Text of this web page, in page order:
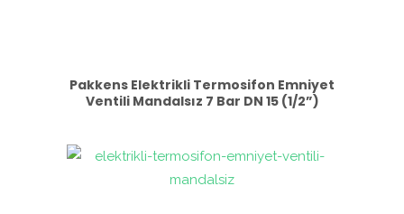
Pakkens Elektrikli Termosifon Emniyet
Ventili Mandalsız 7 Bar DN 15 (1/2”)